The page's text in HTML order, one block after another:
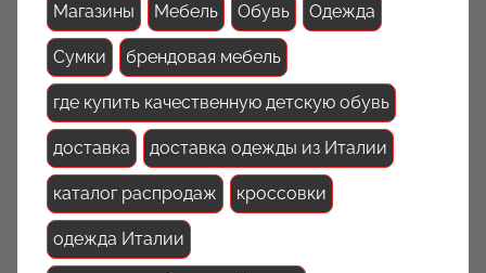
Магазины Мебель Обувь Одежда
Сумки брендовая мебель
где купить качественную детскую обувь
доставка доставка одежды из Италии
каталог распродаж кроссовки
одежда Италии